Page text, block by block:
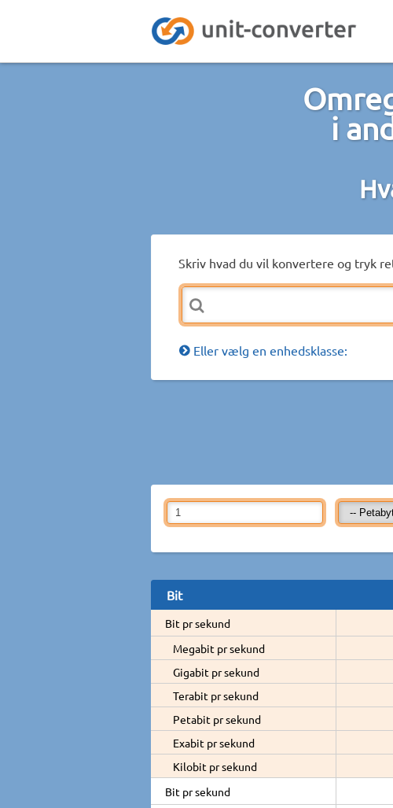
i
Skriv hvad du vil konvertere og tryk
Eller vælg en enhedsklasse:
Bit
Bit pr sekund
Megabit pr sekund
Gigabit pr sekund
Terabit pr sekund
Petabit pr sekund
Exabit pr sekund
Kilobit pr sekund
Bit pr sekund